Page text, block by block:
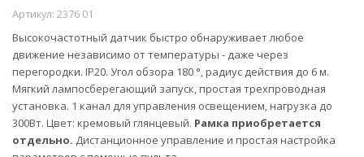
Артикул: 2376 01
Высокочастотный датчик быстро обнаруживает любое
движение независимо от температуры - даже через
перегородки. IP20. Угол обзора 180 °, радиус действия до 6 м.
Мягкий лампосберегающий запуск, простая трехпроводная
установка. 1 канал для управления освещением, нагрузка до
300Вт. Цвет: кремовый глянцевый. Рамка приобретается
отдельно. Дистанционное управление и простая настройка